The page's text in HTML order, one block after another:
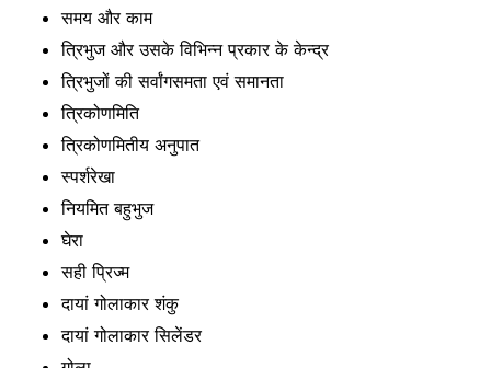
समय और काम
त्रिभुज और उसके विभिन्न प्रकार के केन्द्र
त्रिभुजों की सर्वांगसमता एवं समानता
त्रिकोणमिति
त्रिकोणमितीय अनुपात
स्पर्शरेखा
नियमित बहुभुज
घेरा
सही प्रिज्म
दायां गोलाकार शंकु
दायां गोलाकार सिलेंडर